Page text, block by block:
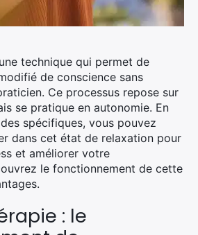
technique qui permet de
de conscience sans
Ce processus repose sur
se pratique en autonomie. En
spécifiques, vous pouvez
dans cet état de relaxation pour
et améliorer votre
le fonctionnement de cette
: le